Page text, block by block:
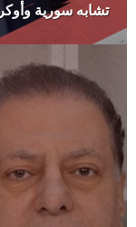
تشابه سورية